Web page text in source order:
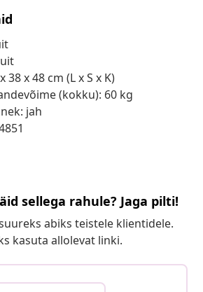
38 x 48 cm (L x S x K)
(kokku): 60 kg
jah
sellega rahule? Jaga pilti!
abiks teistele klientidele.
kasuta allolevat linki.